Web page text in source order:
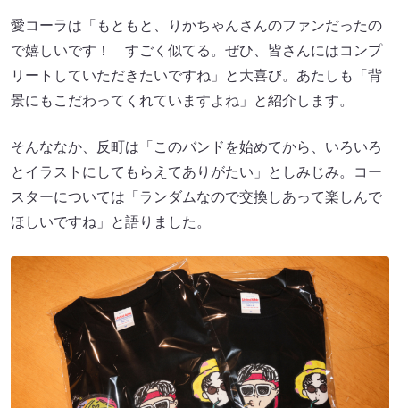
愛コーラは「もともと、りかちゃんさんのファンだったの
で嬉しいです！ すごく似てる。ぜひ、皆さんにはコンプ
リートしていただきたいですね」と大喜び。あたしも「背
景にもこだわってくれていますよね」と紹介します。
そんななか、反町は「このバンドを始めてから、いろいろ
とイラストにしてもらえてありがたい」としみじみ。コー
スターについては「ランダムなので交換しあって楽しんで
ほしいですね」と語りました。